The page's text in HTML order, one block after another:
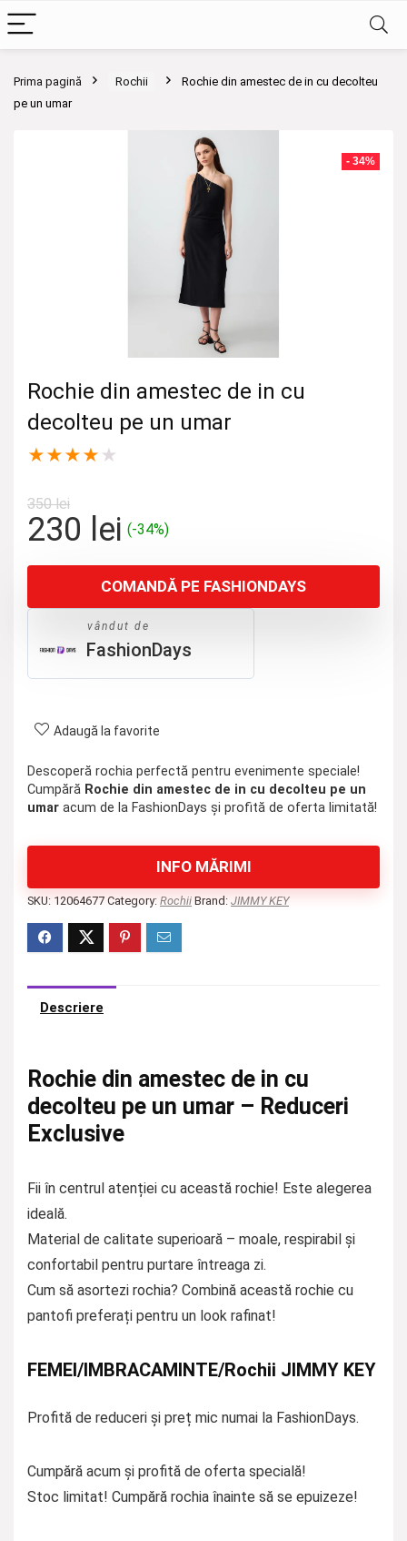
Prima pagină Rochii
Rochie din amestec de in cu decolteu
pe un umar
- 34%
Rochie din amestec de in cu
decolteu pe un umar
★★★★ ★
350lei
Prețul
a
fost:
350 lei.
230 leiPrețul
este:
230 lei.
(-34%)
COMANDĂ PE FASHIONDAYS
vândut de
FashionDays
Adaugă la favorite
Descoperă rochia perfectă pentru evenimente speciale!
Cumpără Rochie din amestec de in cu decolteu pe un
umar acum de la FashionDays și profită de oferta limitată!
INFO MĂRIMI
SKU: 12064677 Category: Rochii Brand: JIMMY KEY
Descriere
Rochie din amestec de in cu
decolteu pe un umar – Reduceri
Exclusive
Fii în centrul atenției cu această rochie! Este alegerea
ideală.
Material de calitate superioară – moale, respirabil și
confortabil pentru purtare întreaga zi.
Cum să asortezi rochia? Combină această rochie cu
pantofi preferați pentru un look rafinat!
FEMEI/IMBRACAMINTE/Rochii JIMMY KEY
Profită de reduceri și preț mic numai la FashionDays.
Cumpără acum și profită de oferta specială!
Stoc limitat! Cumpără rochia înainte să se epuizeze!